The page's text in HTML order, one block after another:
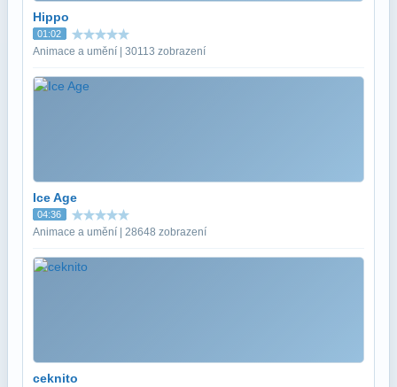
Hippo
01:02
Animace a umění | 30113 zobrazení
Ice Age
04:36
Animace a umění | 28648 zobrazení
ceknito